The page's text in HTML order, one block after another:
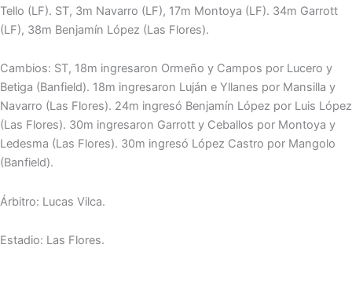
Tello (LF). ST, 3m Navarro (LF), 17m Montoya (LF). 34m Garrott
(LF), 38m Benjamín López (Las Flores).
Cambios: ST, 18m ingresaron Ormeño y Campos por Lucero y
Betiga (Banfield). 18m ingresaron Luján e Yllanes por Mansilla y
Navarro (Las Flores). 24m ingresó Benjamín López por Luis López
(Las Flores). 30m ingresaron Garrott y Ceballos por Montoya y
Ledesma (Las Flores). 30m ingresó López Castro por Mangolo
(Banfield).
Árbitro: Lucas Vilca.
Estadio: Las Flores.